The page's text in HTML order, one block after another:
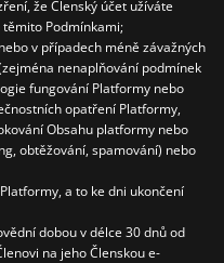
že Členský účet užíváte
Podmínkami;
v případech méně závažných
nenaplňování podmínek
fungování Platformy nebo
opatření Platformy,
Obsahu platformy nebo
obtěžování, spamování) nebo
a to ke dni ukončení
dobou v délce 30 dnů od
na jeho Členskou e-